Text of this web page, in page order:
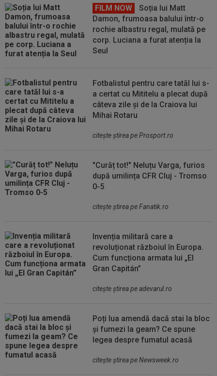
FILM NOW
Soția lui Matt
Damon, frumoasa balului într-o
rochie albastru regal, mulată pe
corp. Luciana a furat atenția la
Seul
Fotbalistul pentru care tatăl lui s-
a certat cu Mititelu a plecat după
câteva zile și de la Craiova lui
Mihai Rotaru
citeşte ştirea pe Prosport.ro
"Curăț tot!" Neluțu Varga, furios
după umilința CFR Cluj - Tromso
0-5
citeşte ştirea pe Fanatik.ro
Invenția militară care a
revoluționat războiul în Europa.
Cum funcționa armata lui „El
Gran Capitán”
citeşte ştirea pe adevarul.ro
Poți lua amendă dacă stai la bloc
și fumezi la geam? Ce spune
legea despre fumatul acasă
citeşte ştirea pe Newsweek.ro